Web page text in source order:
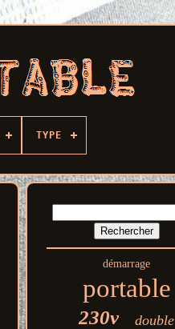
TYPE
démarrage
portable
230v double